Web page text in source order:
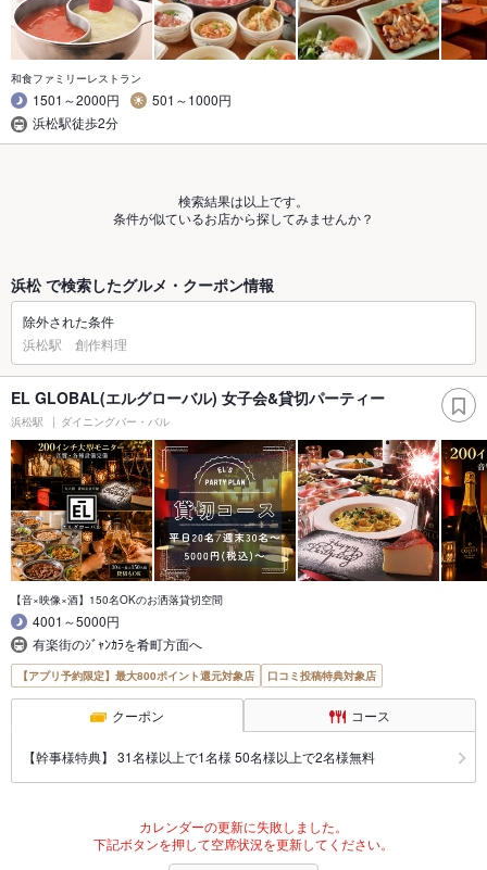
和食ファミリーレストラン
1501～2000円
501～1000円
浜松駅徒歩2分
検索結果は以上です。
条件が似ているお店から探してみませんか？
浜松 で検索したグルメ・クーポン情報
除外された条件
浜松駅 創作料理
EL GLOBAL(エルグローバル) 女子会&貸切パーティー
浜松駅 ダイニングバー・バル
【音×映像×酒】150名OKのお洒落貸切空間
4001～5000円
有楽街のｼﾞｬﾝｶﾗを肴町方面へ
【アプリ予約限定】最大800ポイント還元対象店 口コミ投稿特典対象店
クーポン コース
【幹事様特典】 31名様以上で1名様 50名様以上で2名様無料
カレンダーの更新に失敗しました。
下記ボタンを押して空席状況を更新してください。